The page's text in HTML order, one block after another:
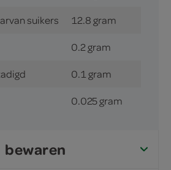
suikers 12.8 gram
0.2 gram
0.1 gram
0.025 gram
bewaren